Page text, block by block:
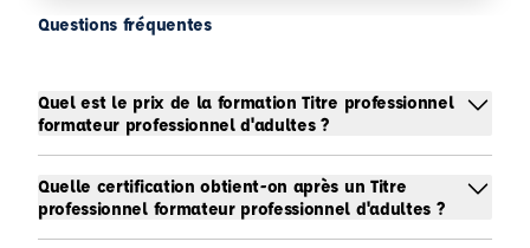
Questions fréquentes
Quel est le prix de la formation Titre professionnel
formateur professionnel d'adultes ?
Quelle certification obtient-on après un Titre
professionnel formateur professionnel d'adultes ?